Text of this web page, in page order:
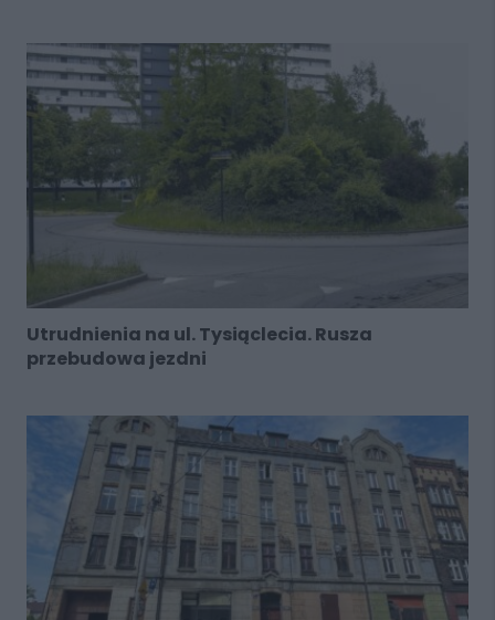
Utrudnienia na ul. Tysiąclecia. Rusza
przebudowa jezdni